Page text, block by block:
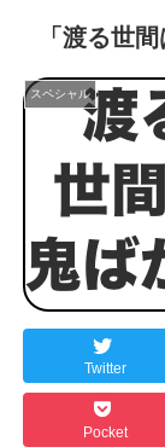
「渡る世
スペシャル
Twitter
Pocket